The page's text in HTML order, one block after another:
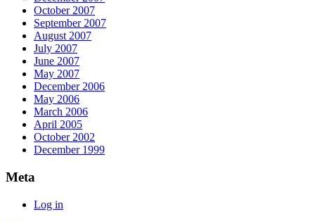
October 2007
September 2007
August 2007
July 2007
June 2007
May 2007
December 2006
May 2006
March 2006
April 2005
October 2002
December 1999
Meta
Log in